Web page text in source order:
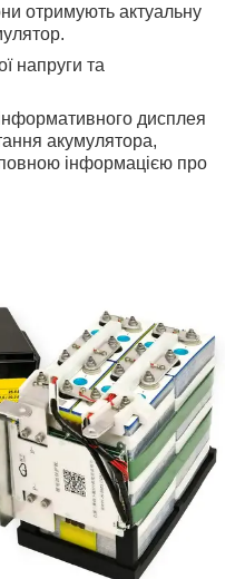
отримують актуальну
напруги та
дисплея
акумулятора,
інформацією про